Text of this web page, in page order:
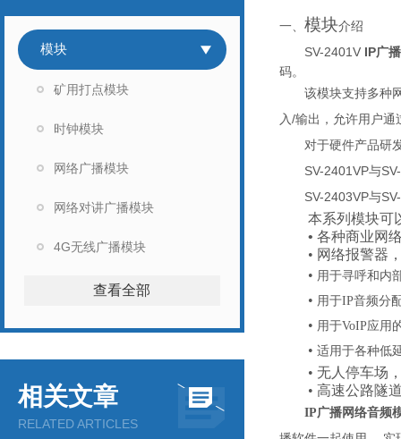
模块
矿用打点模块
时钟模块
网络广播模块
网络对讲广播模块
4G无线广播模块
查看全部
相关文章
RELATED ARTICLES
一、 模块介绍
SV-2401V IP广
码。
该模块支持多种
入/输出，允许用户通
对于硬件产品研
SV-2401VP与
SV-2403VP与
本系列模块可
• 各种商业网
• 网络报警器
• 用于寻呼和内
• 用于IP音频分
• 用于VoIP应用
• 适用于各种低
• 无人停车场
• 高速公路隧
IP广播网络音频